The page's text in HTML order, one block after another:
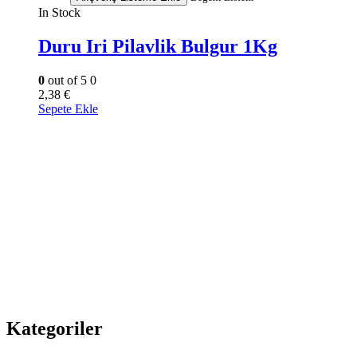
In Stock
Duru Iri Pilavlik Bulgur 1Kg
0 out of 5 0
2,38 €
Sepete Ekle
Kategoriler